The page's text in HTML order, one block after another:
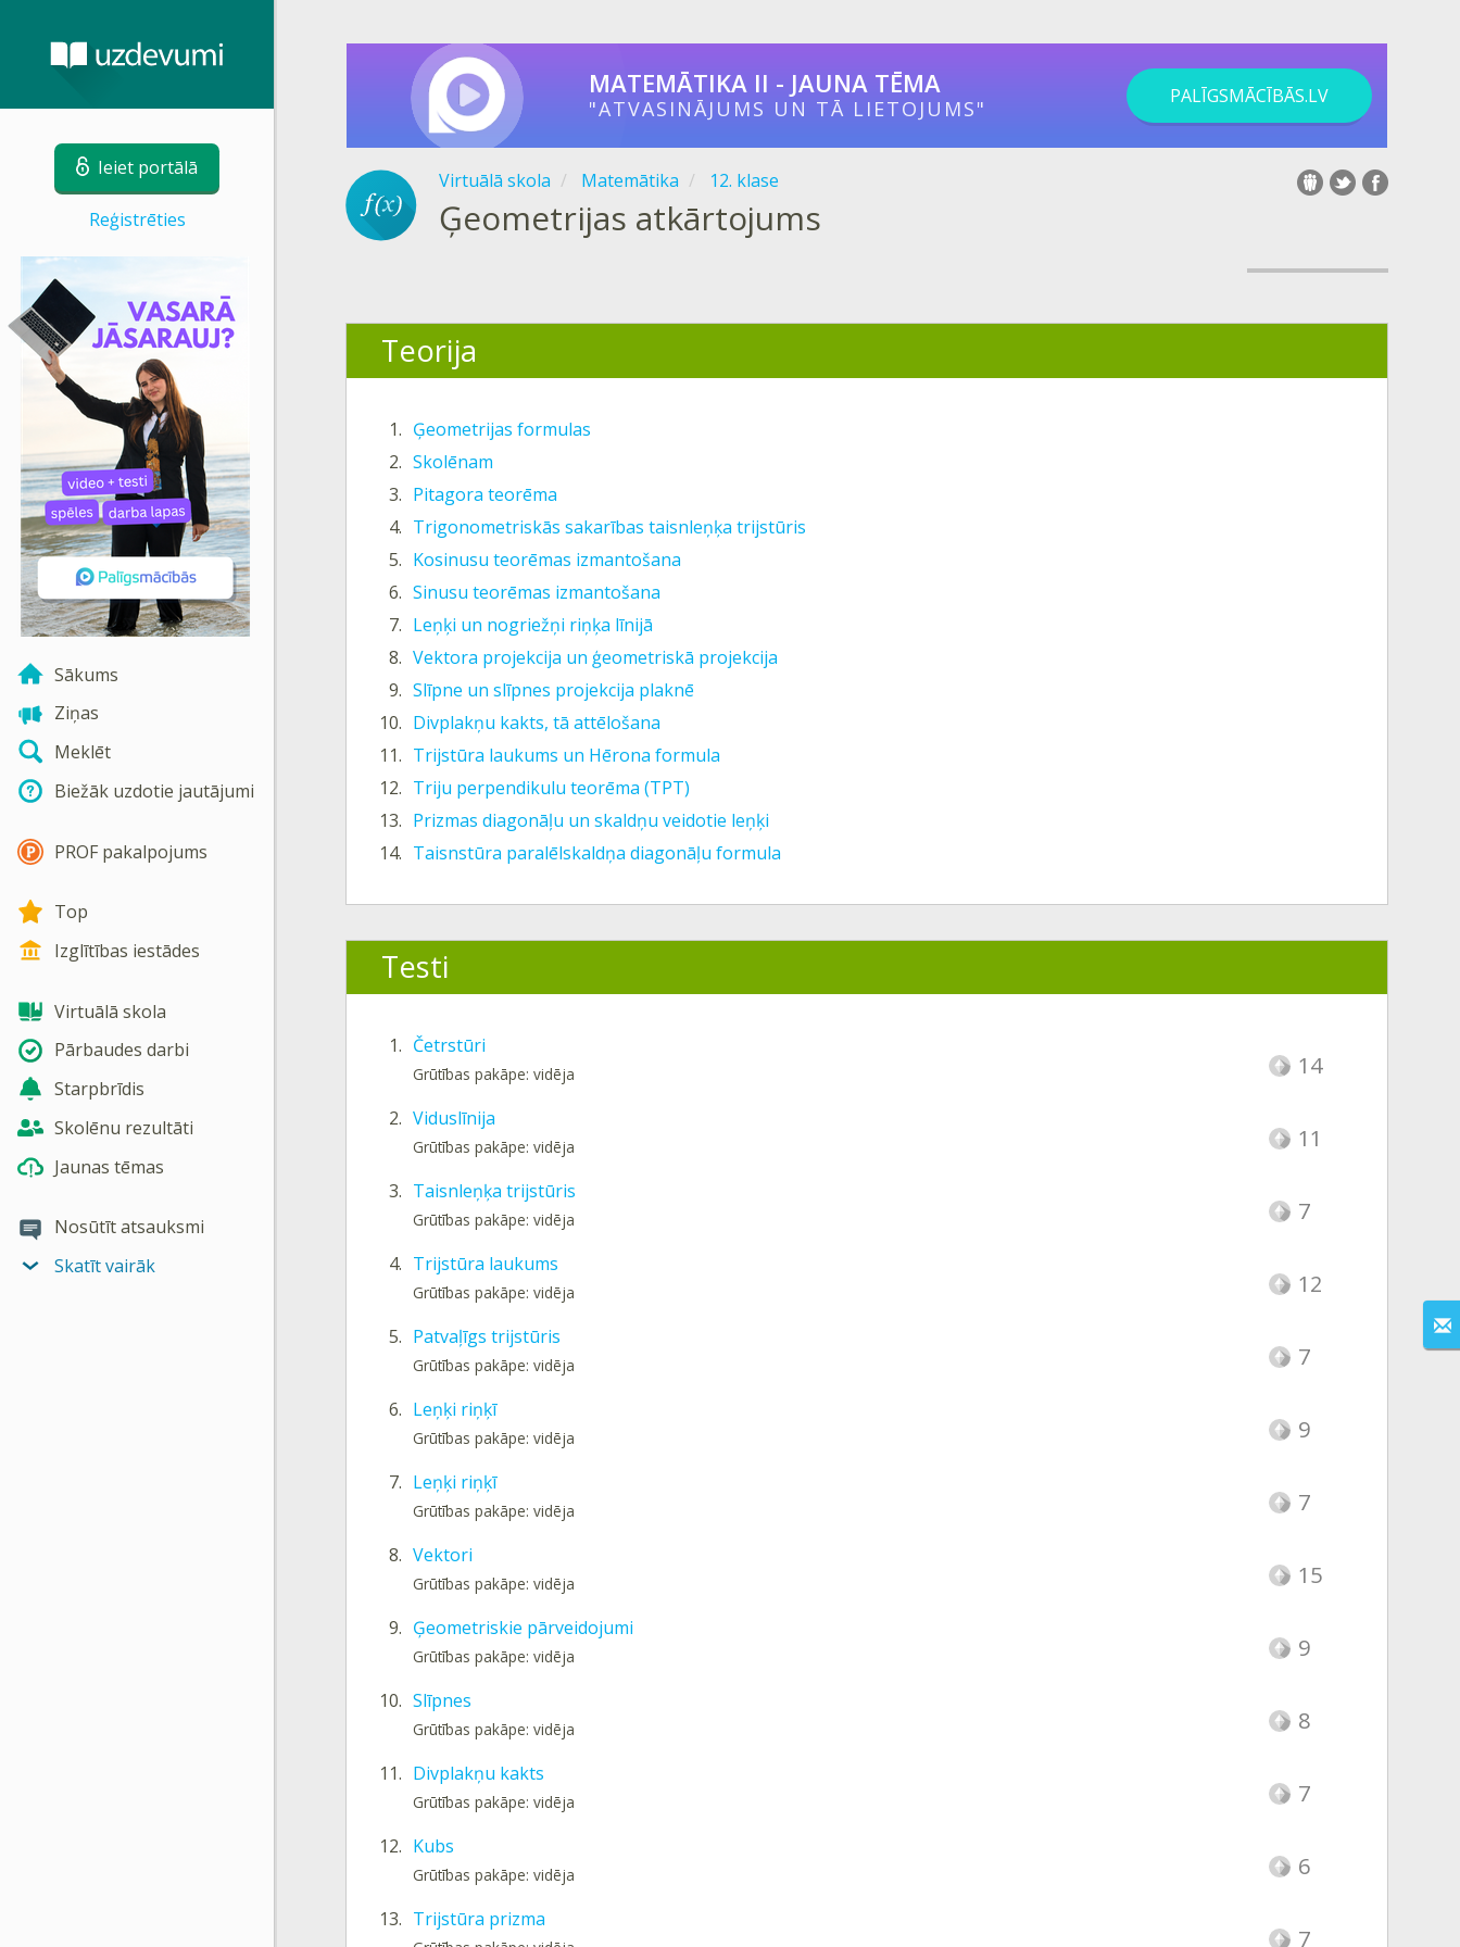
Ieiet portālā
Reģistrēties
Sākums
Ziņas
Meklēt
Biežāk uzdotie jautājumi
PROF pakalpojums
Top
Izglītības iestādes
Virtuālā skola
Pārbaudes darbi
Starpbrīdis
Skolēnu rezultāti
Jaunas tēmas
Nosūtīt atsauksmi
Skatīt vairāk
MATEMĀTIKA II - JAUNA TĒMA
"ATVASINĀJUMS UN TĀ LIETOJUMS" PALĪGSMĀCĪBĀS.LV
Virtuālā skola Matemātika 12. klase
Ģeometrijas atkārtojums
Teorija
1. Ģeometrijas formulas
2. Skolēnam
3. Pitagora teorēma
4. Trigonometriskās sakarības taisnleņķa trijstūris
5. Kosinusu teorēmas izmantošana
6. Sinusu teorēmas izmantošana
7. Leņķi un nogriežņi riņķa līnijā
8. Vektora projekcija un ģeometriskā projekcija
9. Slīpne un slīpnes projekcija plaknē
10. Divplakņu kakts, tā attēlošana
11. Trijstūra laukums un Hērona formula
12. Triju perpendikulu teorēma (TPT)
13. Prizmas diagonāļu un skaldņu veidotie leņķi
14. Taisnstūra paralēlskaldņa diagonāļu formula
Testi
1. Četrstūri
Grūtības pakāpe: vidēja 14
2. Viduslīnija
Grūtības pakāpe: vidēja 11
3. Taisnleņķa trijstūris
Grūtības pakāpe: vidēja 7
4. Trijstūra laukums
Grūtības pakāpe: vidēja 12
5. Patvaļīgs trijstūris
Grūtības pakāpe: vidēja 7
6. Leņķi riņķī
Grūtības pakāpe: vidēja 9
7. Leņķi riņķī
Grūtības pakāpe: vidēja 7
8. Vektori
Grūtības pakāpe: vidēja 15
9. Ģeometriskie pārveidojumi
Grūtības pakāpe: vidēja 9
10. Slīpnes
Grūtības pakāpe: vidēja 8
11. Divplakņu kakts
Grūtības pakāpe: vidēja 7
12. Kubs
Grūtības pakāpe: vidēja 6
13. Trijstūra prizma
7